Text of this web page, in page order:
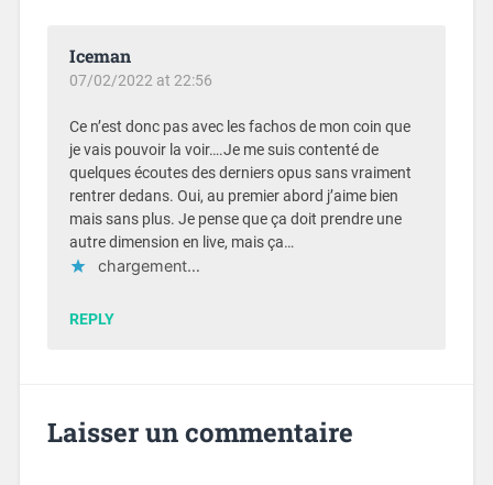
Iceman
07/02/2022 at 22:56
Ce n’est donc pas avec les fachos de mon coin que
je vais pouvoir la voir….Je me suis contenté de
quelques écoutes des derniers opus sans vraiment
rentrer dedans. Oui, au premier abord j’aime bien
mais sans plus. Je pense que ça doit prendre une
autre dimension en live, mais ça…
chargement…
REPLY
Laisser un commentaire